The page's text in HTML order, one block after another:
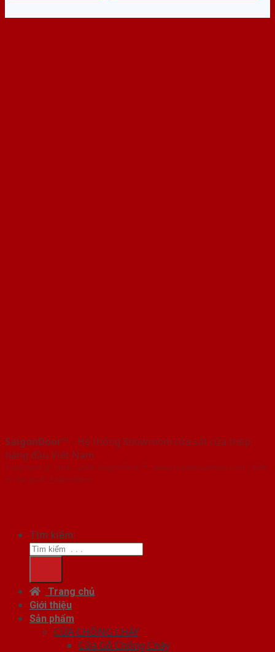
SaigonDoor™ - Hệ thống Showroom cửa sắt cửa thép
hàng đầu Việt Nam
Copyright ⓒ 2016 – 2026 SaigonDoor™ - www.cuasatcuathep.com | Đơn
vị chủ quản SaigonDoor
Tìm kiếm:
Trang chủ
Giới thiệu
Sản phẩm
CỬA CHỐNG CHÁY
Cửa Gỗ Chống Cháy